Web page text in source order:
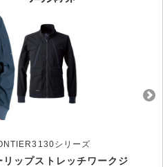
シリーズ
ップストレッチワークジ